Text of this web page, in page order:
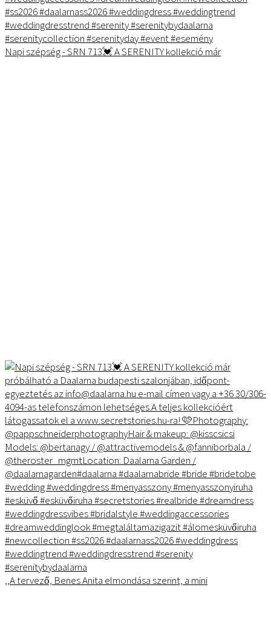
Napi szépség - SRN 713💓 A SERENITY kollekció már
,,A tervező, Benes Anita elmondása szerint, a mini